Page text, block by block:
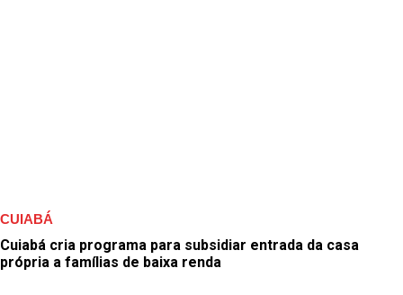
CUIABÁ
Cuiabá cria programa para subsidiar entrada da casa
própria a famílias de baixa renda